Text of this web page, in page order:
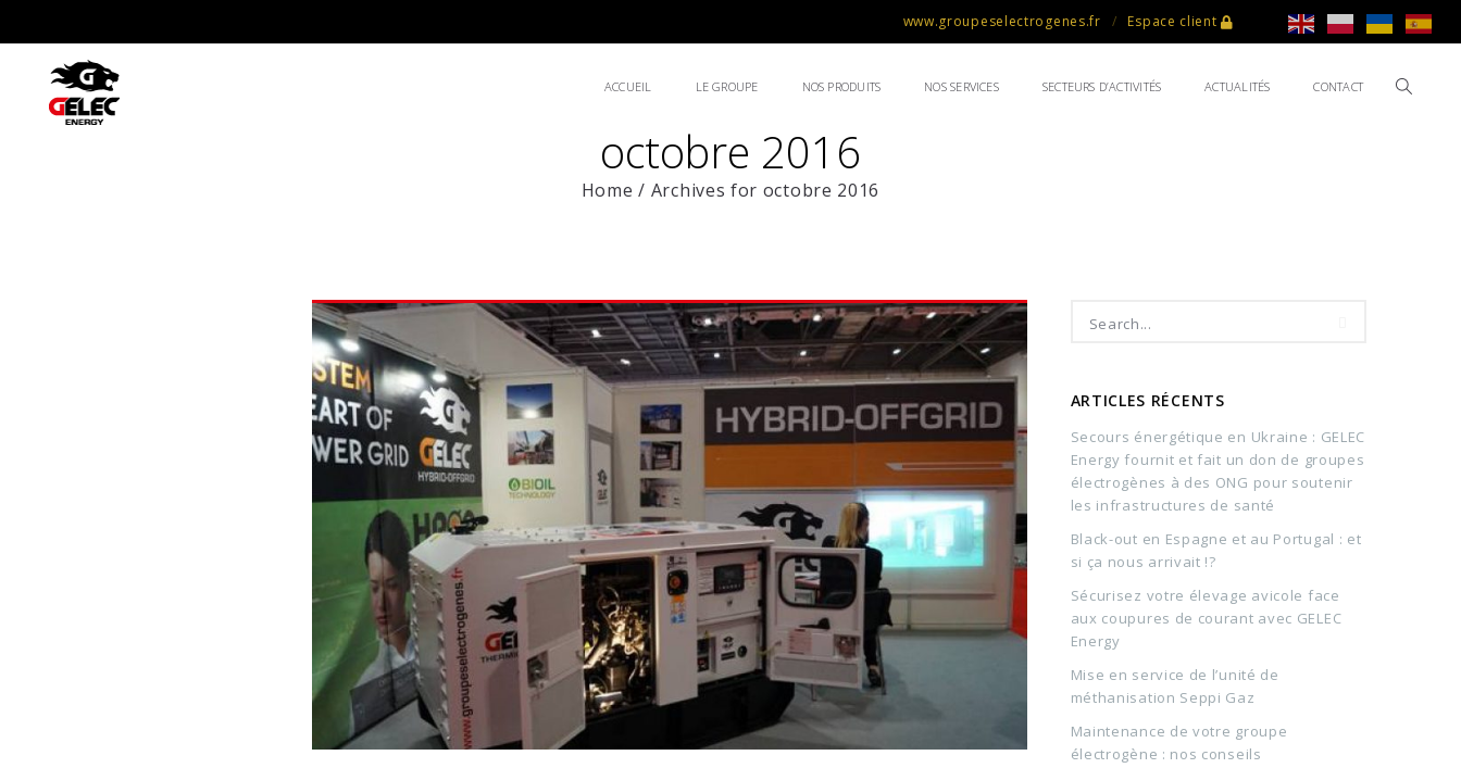
www.groupeselectrogenes.fr Espace client
ACCUEIL LE GROUPE NOS PRODUITS NOS SERVICES SECTEURS D’ACTIVITÉS ACTUALITÉS CONTACT
octobre 2016
Home / Archives for octobre 2016
ARTICLES RÉCENTS
Secours énergétique en Ukraine : GELEC
Energy fournit et fait un don de groupes
électrogènes à des ONG pour soutenir
les infrastructures de santé
Black-out en Espagne et au Portugal : et
si ça nous arrivait !?
Sécurisez votre élevage avicole face
aux coupures de courant avec GELEC
Energy
Mise en service de l’unité de
méthanisation Seppi Gaz
Maintenance de votre groupe
électrogène : nos conseils